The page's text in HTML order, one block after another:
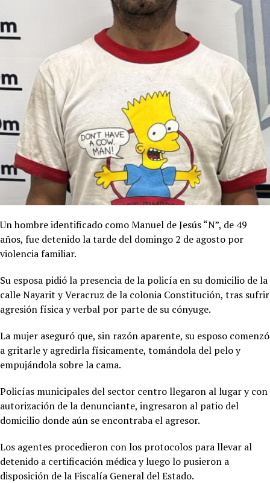
Un hombre identificado como Manuel de Jesús “N”, de 49
años, fue detenido la tarde del domingo 2 de agosto por
violencia familiar.
Su esposa pidió la presencia de la policía en su domicilio de la
calle Nayarit y Veracruz de la colonia Constitución, tras sufrir
agresión física y verbal por parte de su cónyuge.
La mujer aseguró que, sin razón aparente, su esposo comenzó
a gritarle y agredirla físicamente, tomándola del pelo y
empujándola sobre la cama.
Policías municipales del sector centro llegaron al lugar y con
autorización de la denunciante, ingresaron al patio del
domicilio donde aún se encontraba el agresor.
Los agentes procedieron con los protocolos para llevar al
detenido a certificación médica y luego lo pusieron a
disposición de la Fiscalía General del Estado.